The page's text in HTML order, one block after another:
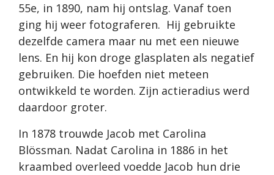
55e, in 1890, nam hij ontslag. Vanaf toen
ging hij weer fotograferen. Hij gebruikte
dezelfde camera maar nu met een nieuwe
lens. En hij kon droge glasplaten als negatief
gebruiken. Die hoefden niet meteen
ontwikkeld te worden. Zijn actieradius werd
daardoor groter.
In 1878 trouwde Jacob met Carolina
Blössman. Nadat Carolina in 1886 in het
kraambed overleed voedde Jacob hun drie